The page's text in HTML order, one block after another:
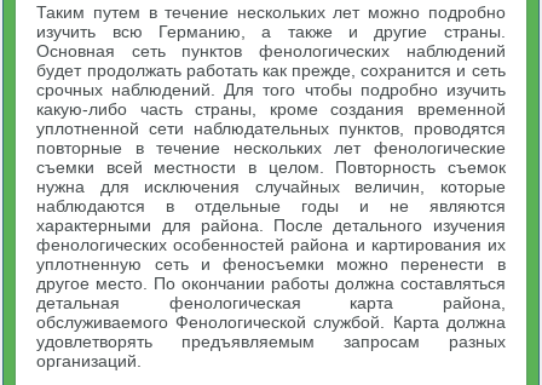
Таким путем в течение нескольких лет можно подробно
изучить всю Германию, а также и другие страны.
Основная сеть пунктов фенологических наблюдений
будет продолжать работать как прежде, сохранится и сеть
срочных наблюдений. Для того чтобы подробно изучить
какую-либо часть страны, кроме создания временной
уплотненной сети наблюдательных пунктов, проводятся
повторные в течение нескольких лет фенологические
съемки всей местности в целом. Повторность съемок
нужна для исключения случайных величин, которые
наблюдаются в отдельные годы и не являются
характерными для района. После детального изучения
фенологических особенностей района и картирования их
уплотненную сеть и феносъемки можно перенести в
другое место. По окончании работы должна составляться
детальная фенологическая карта района,
обслуживаемого Фенологической службой. Карта должна
удовлетворять предъявляемым запросам разных
организаций.